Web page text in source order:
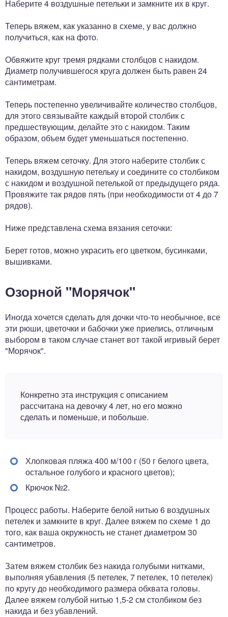
Наберите 4 воздушные петельки и замкните их в круг.
Теперь вяжем, как указанно в схеме, у вас должно
получиться, как на фото.
Обвяжите круг тремя рядками столбцов с накидом.
Диаметр получившегося круга должен быть равен 24
сантиметрам.
Теперь постепенно увеличивайте количество столбцов,
для этого связывайте каждый второй столбик с
предшествующим, делайте это с накидом. Таким
образом, объем будет уменьшаться постепенно.
Теперь вяжем сеточку. Для этого наберите столбик с
накидом, воздушную петельку и соедините со столбиком
с накидом и воздушной петелькой от предыдущего ряда.
Провяжите так рядов пять (при необходимости от 4 до 7
рядов).
Ниже представлена схема вязания сеточки:
Берет готов, можно украсить его цветком, бусинками,
вышивками.
Озорной "Морячок"
Иногда хочется сделать для дочки что-то необычное, все
эти рюши, цветочки и бабочки уже приелись, отличным
выбором в таком случае станет вот такой игривый берет
"Морячок".
Конкретно эта инструкция с описанием
рассчитана на девочку 4 лет, но его можно
сделать и поменьше, и побольше.
Хлопковая пляжа 400 м/100 г (50 г белого цвета,
остальное голубого и красного цветов);
Крючок №2.
Процесс работы. Наберите белой нитью 6 воздушных
петелек и замкните в круг. Далее вяжем по схеме 1 до
того, как ваша окружность не станет диаметром 30
сантиметров.
Затем вяжем столбик без накида голубыми нитками,
выполняя убавления (5 петелек, 7 петелек, 10 петелек)
по кругу до необходимого размера обхвата головы.
Далее вяжем голубой нитью 1,5-2 см столбиком без
накида и без убавлений.